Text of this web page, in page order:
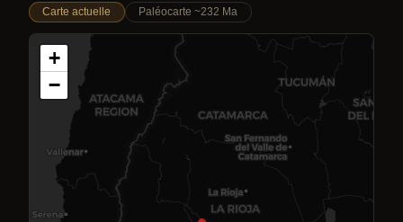
Carte actuelle Paléocarte ~232 Ma
+
−